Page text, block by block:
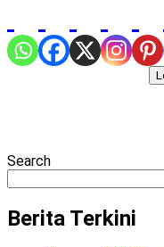
Search
Berita Terkini